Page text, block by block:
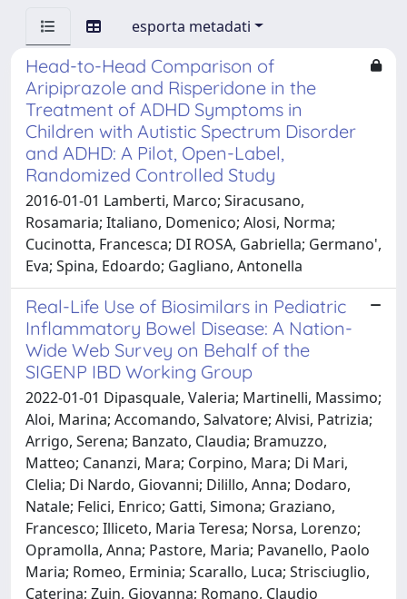
esporta metadati
Head-to-Head Comparison of
Aripiprazole and Risperidone in the
Treatment of ADHD Symptoms in
Children with Autistic Spectrum Disorder
and ADHD: A Pilot, Open-Label,
Randomized Controlled Study
2016-01-01 Lamberti, Marco; Siracusano,
Rosamaria; Italiano, Domenico; Alosi, Norma;
Cucinotta, Francesca; DI ROSA, Gabriella; Germano',
Eva; Spina, Edoardo; Gagliano, Antonella
Real-Life Use of Biosimilars in Pediatric
Inflammatory Bowel Disease: A Nation-
Wide Web Survey on Behalf of the
SIGENP IBD Working Group
2022-01-01 Dipasquale, Valeria; Martinelli, Massimo;
Aloi, Marina; Accomando, Salvatore; Alvisi, Patrizia;
Arrigo, Serena; Banzato, Claudia; Bramuzzo,
Matteo; Cananzi, Mara; Corpino, Mara; Di Mari,
Clelia; Di Nardo, Giovanni; Dilillo, Anna; Dodaro,
Natale; Felici, Enrico; Gatti, Simona; Graziano,
Francesco; Illiceto, Maria Teresa; Norsa, Lorenzo;
Opramolla, Anna; Pastore, Maria; Pavanello, Paolo
Maria; Romeo, Erminia; Scarallo, Luca; Strisciuglio,
Caterina; Zuin, Giovanna; Romano, Claudio